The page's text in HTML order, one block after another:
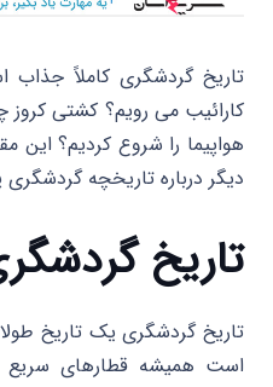
تاریخ گردشگری کاملاً جذاب
کارائیب می رویم؟ کشتی کروز
هواپیما را شروع کردیم؟ این
دیگر درباره تاریخچه
تاریخ
تاریخ گردشگری یک تاریخ
است همیشه قطارهای سریع